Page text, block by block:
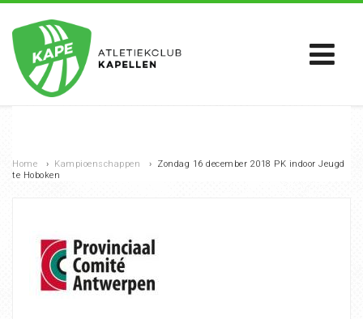
Home › Kampioenschappen › Zondag 16 december 2018 PK indoor Jeugd
te Hoboken